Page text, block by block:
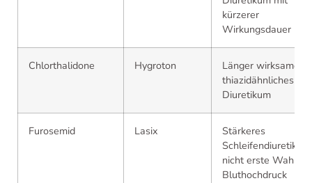
kürzerer
Wirkungsdauer
Chlorthalidone Hygroton
Länger wirksames
thiazidähnliches
Diuretikum
Furosemid Lasix
Stärkeres
Schleifendiuretikum,
nicht erste Wahl bei
Bluthochdruck